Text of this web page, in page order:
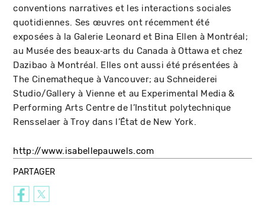
conventions narratives et les interactions sociales
quotidiennes. Ses œuvres ont récemment été
exposées à la Galerie Leonard et Bina Ellen à Montréal;
au Musée des beaux‑arts du Canada à Ottawa et chez
Dazibao à Montréal. Elles ont aussi été présentées à
The Cinematheque à Vancouver; au Schneiderei
Studio/Gallery à Vienne et au Experimental Media &
Performing Arts Centre de l’Institut polytechnique
Rensselaer à Troy dans l’État de New York.
http://www.isabellepauwels.com
PARTAGER